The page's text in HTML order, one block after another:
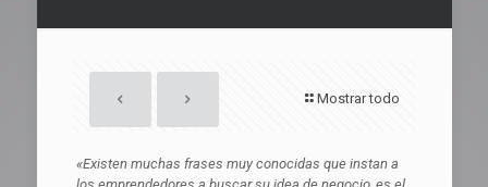
Mostrar todo
«Existen muchas frases muy conocidas que instan a